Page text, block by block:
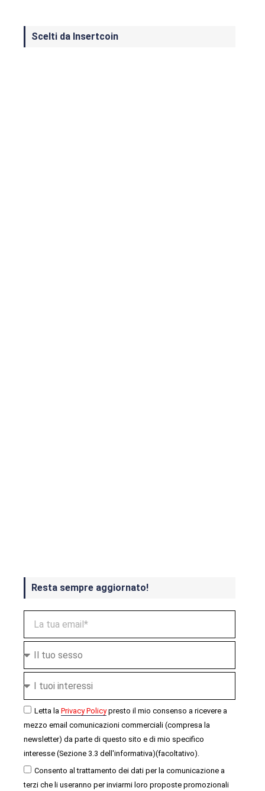
Scelti da Insertcoin
Resta sempre aggiornato!
Letta la Privacy Policypresto il mio consenso a ricevere a
mezzo email comunicazioni commerciali (compresa la
newsletter) da parte di questo sito e di mio specifico
interesse (Sezione 3.3 dell'informativa)(facoltativo).
Consento al trattamento dei dati per la comunicazione a
terzi che li useranno per inviarmi loro proposte promozionali